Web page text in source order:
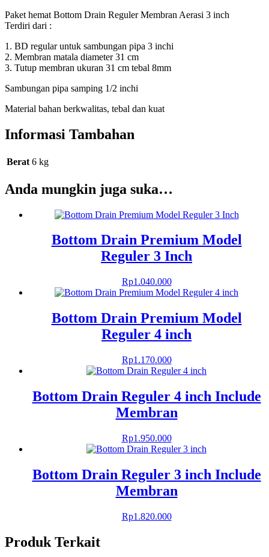
Paket hemat Bottom Drain Reguler Membran Aerasi 3 inch
Terdiri dari :
1. BD regular untuk sambungan pipa 3 inchi
2. Membran matala diameter 31 cm
3. Tutup membran ukuran 31 cm tebal 8mm
Sambungan pipa samping 1/2 inchi
Material bahan berkwalitas, tebal dan kuat
Informasi Tambahan
Berat 6 kg
Anda mungkin juga suka…
Bottom Drain Premium Model
Reguler 3 Inch
Rp1.040.000
Bottom Drain Premium Model
Reguler 4 inch
Rp1.170.000
Bottom Drain Reguler 4 inch Include
Membran
Rp1.950.000
Bottom Drain Reguler 3 inch Include
Membran
Rp1.820.000
Produk Terkait